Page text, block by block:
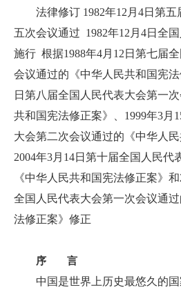
法律修订 1982年12月4日第
五次会议通过 1982年12月4日全
施行 根据1988年4月12日第七届
会议通过的《中华人民共和国宪
日第八届全国人民代表大会第一
共和国宪法修正案》、1999年3月
大会第二次会议通过的《中华人民
2004年3月14日第十届全国人民代
《中华人民共和国宪法修正案》
全国人民代表大会第一次会议通
法修正案》修正
序 言
中国是世界上历史最悠久的